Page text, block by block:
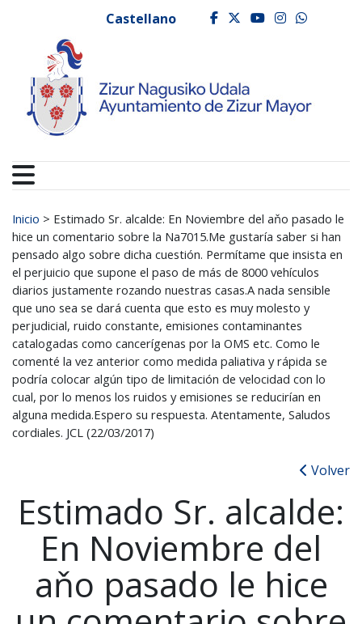
Ayuntamiento de
Castellano facebook
twitter
youtube
Buscar:
Inicio > Estimado Sr. alcalde: En Noviembre del aňo pasado le
hice un comentario sobre la Na7015.Me gustaría saber si han
pensado algo sobre dicha cuestión. Permítame que insista en
el perjuicio que supone el paso de más de 8000 vehículos
diarios justamente rozando nuestras casas.A nada sensible
que uno sea se dará cuenta que esto es muy molesto y
perjudicial, ruido constante, emisiones contaminantes
catalogadas como cancerígenas por la OMS etc. Como le
comenté la vez anterior como medida paliativa y rápida se
podría colocar algún tipo de limitación de velocidad con lo
cual, por lo menos los ruidos y emisiones se reducirían en
alguna medida.Espero su respuesta. Atentamente, Saludos
cordiales. JCL (22/03/2017)
Volver
Estimado Sr. alcalde:
En Noviembre del
aňo pasado le hice